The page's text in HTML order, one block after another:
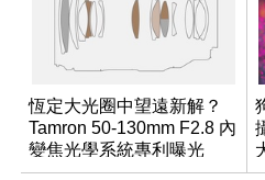
恆定大光圈中望遠新解？
Tamron 50-130mm F2.8 內
變焦光學系統專利曝光